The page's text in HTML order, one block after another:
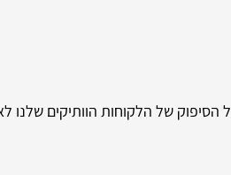
של הלקוחות הוותיקים שלנו